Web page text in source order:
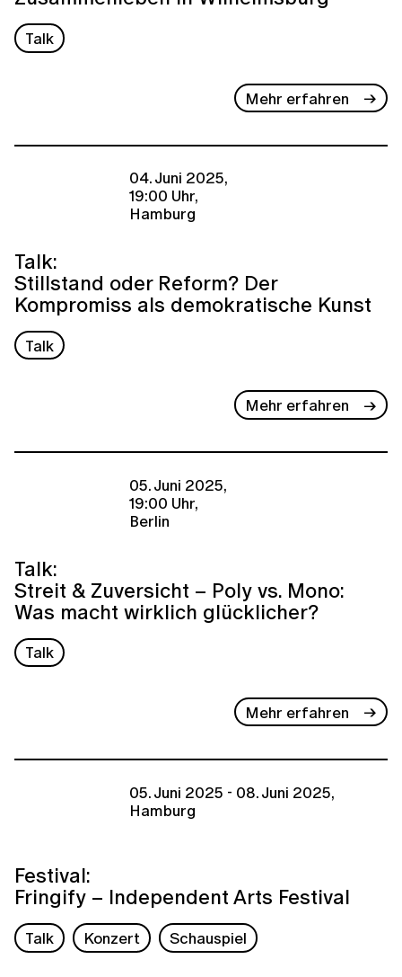
Talk
Mehr erfahren
04. Juni 2025,
19:00 Uhr,
Hamburg
Talk:
Stillstand oder Reform? Der
Kompromiss als demokratische Kunst
Talk
Mehr erfahren
05. Juni 2025,
19:00 Uhr,
Berlin
Talk:
Streit & Zuversicht – Poly vs. Mono:
Was macht wirklich glücklicher?
Talk
Mehr erfahren
05. Juni 2025 - 08. Juni 2025,
Hamburg
Festival:
Fringify – Independent Arts Festival
Talk Konzert Schauspiel